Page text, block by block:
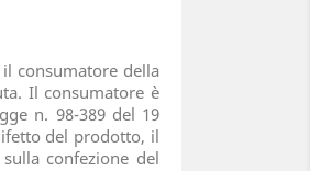
consumatore della
Il consumatore è
n. 98-389 del 19
del prodotto, il
confezione del